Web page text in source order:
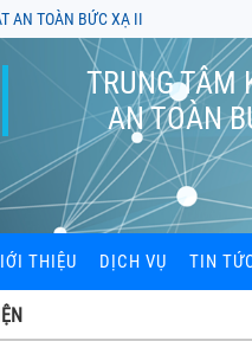
AN TOÀN BỨC XẠ II
TRUNG TÂM
AN TOÀN
THIỆU DỊCH VỤ TIN